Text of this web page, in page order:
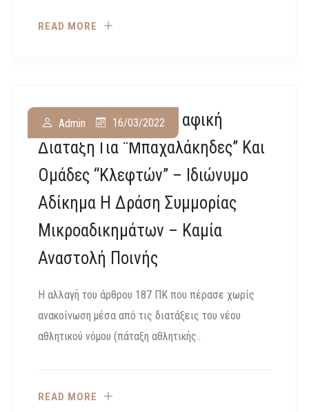
READ MORE
Αποκάλυψη: Φωτογραφική
Διάταξη Για “μπαχαλάκηδες” Και
Ομάδες “κλεφτών” – Ιδιώνυμο
Αδίκημα Η Δράση Συμμορίας
Μικροαδικημάτων – Καμία
Αναστολή Ποινής
Admin 16/03/2022
Η αλλαγή του άρθρου 187 ΠΚ που πέρασε χωρίς
ανακοίνωση μέσα από τις διατάξεις του νέου
αθλητικού νόμου (πάταξη αθλητικής..
READ MORE